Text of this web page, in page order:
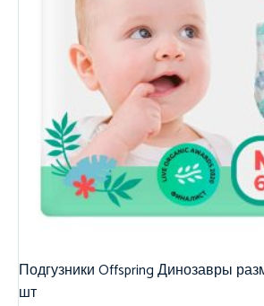
Подгузники Offspring Динозавры
шт